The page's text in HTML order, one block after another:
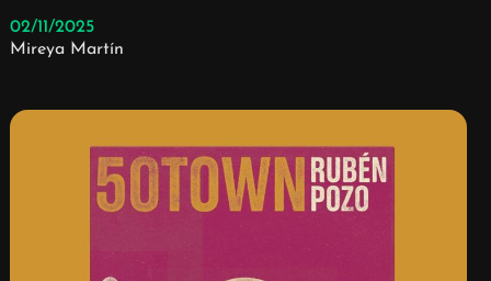
02/11/2025
Mireya Martín